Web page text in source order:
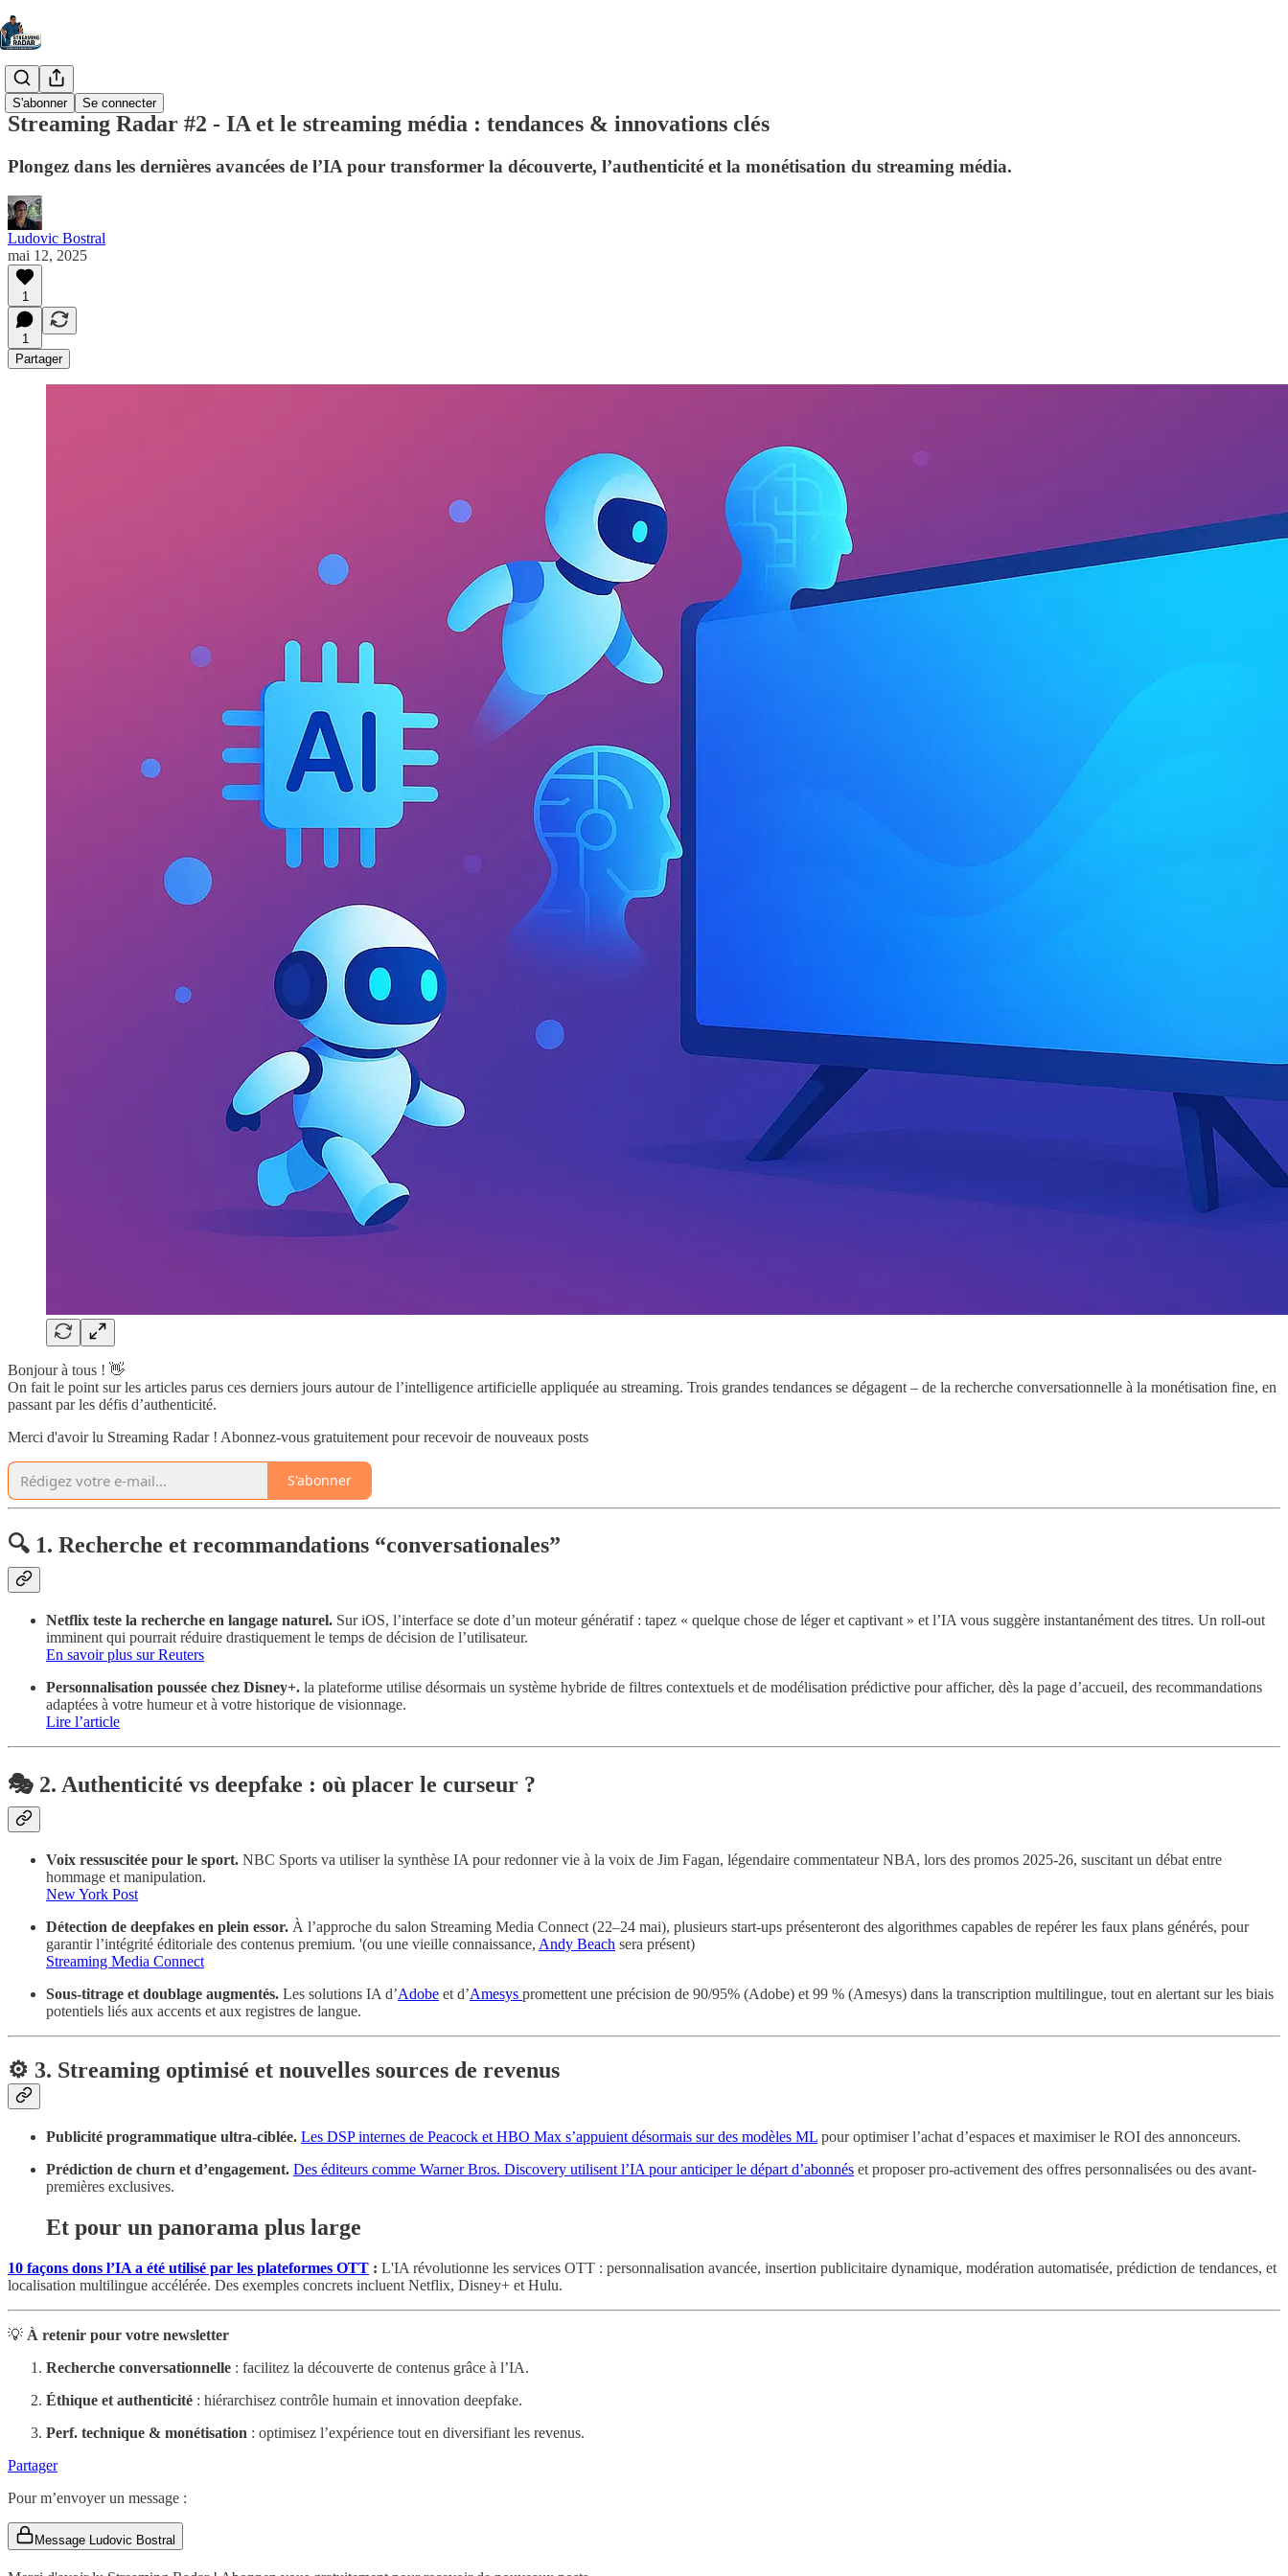
S'abonner Se connecter
Streaming Radar #2 - IA et le streaming média : tendances & innovations clés
Plongez dans les dernières avancées de l’IA pour transformer la découverte, l’authenticité et la monétisation du streaming média.
Ludovic Bostral
mai 12, 2025
1
1
Partager
Bonjour à tous ! 👋
On fait le point sur les articles parus ces derniers jours autour de l’intelligence artificielle appliquée au streaming. Trois grandes tendances se dégagent – de la recherche conversationnelle à la monétisation fine, en
passant par les défis d’authenticité.
Merci d'avoir lu Streaming Radar ! Abonnez-vous gratuitement pour recevoir de nouveaux posts
S'abonner
🔍 1. Recherche et recommandations “conversationales”
Netflix teste la recherche en langage naturel. Sur iOS, l’interface se dote d’un moteur génératif : tapez « quelque chose de léger et captivant » et l’IA vous suggère instantanément des titres. Un roll-out
imminent qui pourrait réduire drastiquement le temps de décision de l’utilisateur.
En savoir plus sur Reuters
Personnalisation poussée chez Disney+. la plateforme utilise désormais un système hybride de filtres contextuels et de modélisation prédictive pour afficher, dès la page d’accueil, des recommandations
adaptées à votre humeur et à votre historique de visionnage.
Lire l’article
🎭 2. Authenticité vs deepfake : où placer le curseur ?
Voix ressuscitée pour le sport. NBC Sports va utiliser la synthèse IA pour redonner vie à la voix de Jim Fagan, légendaire commentateur NBA, lors des promos 2025-26, suscitant un débat entre
hommage et manipulation.
New York Post
Détection de deepfakes en plein essor. À l’approche du salon Streaming Media Connect (22–24 mai), plusieurs start-ups présenteront des algorithmes capables de repérer les faux plans générés, pour
garantir l’intégrité éditoriale des contenus premium. '(ou une vieille connaissance, Andy Beach sera présent)
Streaming Media Connect
Sous-titrage et doublage augmentés. Les solutions IA d’Adobe et d’Amesys promettent une précision de 90/95% (Adobe) et 99 % (Amesys) dans la transcription multilingue, tout en alertant sur les biais
potentiels liés aux accents et aux registres de langue.
⚙️ 3. Streaming optimisé et nouvelles sources de revenus
Publicité programmatique ultra-ciblée. Les DSP internes de Peacock et HBO Max s’appuient désormais sur des modèles ML pour optimiser l’achat d’espaces et maximiser le ROI des annonceurs.
Prédiction de churn et d’engagement. Des éditeurs comme Warner Bros. Discovery utilisent l’IA pour anticiper le départ d’abonnés et proposer pro-activement des offres personnalisées ou des avant-
premières exclusives.
Et pour un panorama plus large
10 façons dons l’IA a été utilisé par les plateformes OTT : L'IA révolutionne les services OTT : personnalisation avancée, insertion publicitaire dynamique, modération automatisée, prédiction de tendances, et
localisation multilingue accélérée. Des exemples concrets incluent Netflix, Disney+ et Hulu.
💡 À retenir pour votre newsletter
Recherche conversationnelle : facilitez la découverte de contenus grâce à l’IA.
Éthique et authenticité : hiérarchisez contrôle humain et innovation deepfake.
Perf. technique & monétisation : optimisez l’expérience tout en diversifiant les revenus.
Partager
Pour m’envoyer un message :
Message Ludovic Bostral